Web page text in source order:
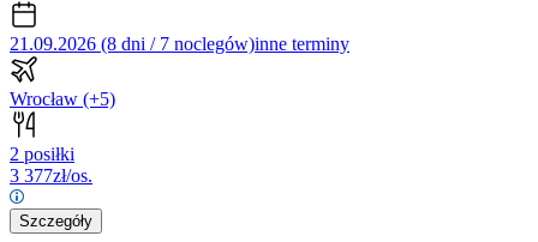
21.09.2026 (8 dni / 7 noclegów)inne terminy
Wrocław (+5)
2 posiłki
3 377zł/os.
Szczegóły